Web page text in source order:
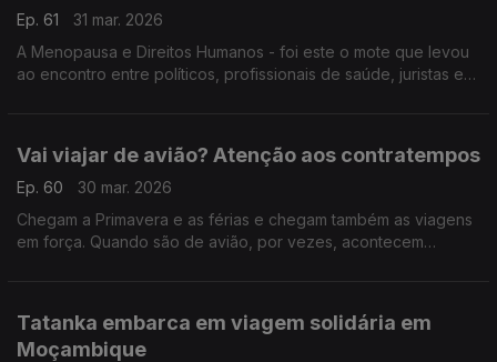
Ep. 61
31 mar. 2026
A Menopausa e Direitos Humanos - foi este o mote que levou
ao encontro entre políticos, profissionais de saúde, juristas e
Vai viajar de avião? Atenção aos contratempos
Ep. 60
30 mar. 2026
Chegam a Primavera e as férias e chegam também as viagens
em força. Quando são de avião, por vezes, acontecem
Tatanka embarca em viagem solidária em
Moçambique